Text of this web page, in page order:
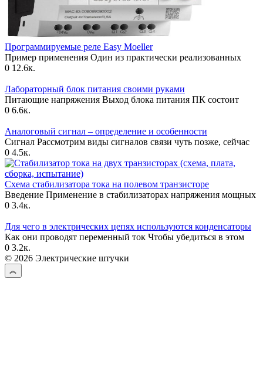
Программируемые реле Еasy Moeller
Пример применения Один из практически реализованных
0 12.6к.
Лабораторный блок питания своими руками
Питающие напряжения Выход блока питания ПК состоит
0 6.6к.
Аналоговый сигнал – определение и особенности
Сигнал Рассмотрим виды сигналов связи чуть позже, сейчас
0 4.5к.
Схема стабилизатора тока на полевом транзисторе
Введение Применение в стабилизаторах напряжения мощных
0 3.4к.
Для чего в электрических цепях используются конденсаторы
Как они проводят переменный ток Чтобы убедиться в этом
0 3.2к.
© 2026 Электрические штучки